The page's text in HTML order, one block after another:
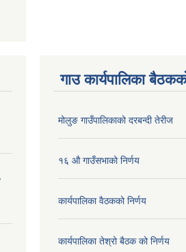
गाउ कार्यपालिका
मोलुङ गाउँपालिकाको दरबन्दी तेरीज
१६ औ गाउँसभाको निर्णय
कार्यपालिका वैठकको निर्णय
कार्यपालिका तेश्रो बैठक को निर्णय